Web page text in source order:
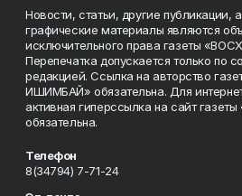
Новости, статьи, другие публикации,
графические материалы являются
исключительного права газеты
Перепечатка допускается только по
редакцией. Ссылка на авторство
ИШИМБАЙ» обязательна. Для
активная гиперссылка на сайт
обязательна.
Телефон
8(34794) 7-71-24